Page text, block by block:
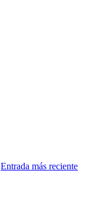
Entrada más reciente